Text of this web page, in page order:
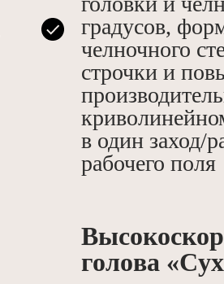
градусов,
челночного
строчки и
в один заход/
рабочего поля
голoва